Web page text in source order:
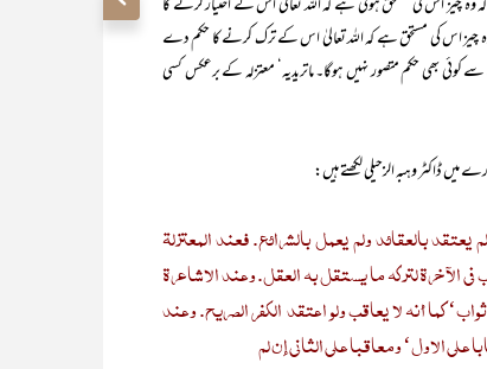
وہ چیز اس کی مستحق ہوتی ہے کہ اللہ تعالیٰ اس کے اختیار کرنے کا
چیز اس کی مستحق ہے کہ اللہ تعالیٰ اس کے ترک کرنے کا حکم دے
بھی حکم متصور نہیں ہوگا۔ ماتریدیہ‘ معتزلہ کے برعکس کسی
ڈاکٹر وہبہ الزحیلی لکھتے ہیں:
بالعقائد ولم یعمل بالشرائع. فعند المعتزلة
الآخرۃ لترکه ما یستقل به العقل. وعند الأشاعرة
کما أنه لا یعاقب ولو اعتقد الکفر الصریح. وعند
الأول‘ ومعاقبا علی الثانی إن لم